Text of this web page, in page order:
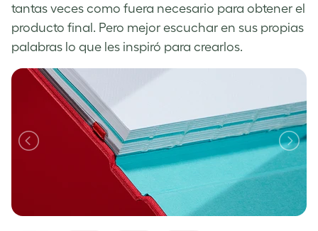
tantas veces como fuera necesario para obtener el
producto final. Pero mejor escuchar en sus propias
palabras lo que les inspiró para crearlos.